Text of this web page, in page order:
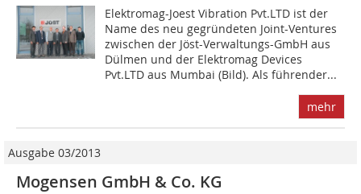
Elektromag-Joest Vibration Pvt.LTD ist der
Name des neu gegründeten Joint-Ventures
zwischen der Jöst-Verwaltungs-GmbH aus
Dülmen und der Elektromag Devices
Pvt.LTD aus Mumbai (Bild). Als führender...
mehr
Ausgabe 03/2013
Mogensen GmbH & Co. KG